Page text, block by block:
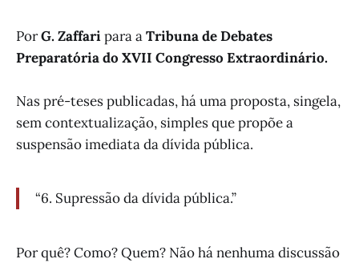
PorG. Zaffaripara aTribuna de Debates
Preparatória do XVII Congresso Extraordinário.
Nas pré-teses publicadas, há uma proposta, singela,
sem contextualização, simples que propõe a
suspensão imediata da dívida pública.
“6. Supressão da dívida pública.”
Por quê? Como? Quem? Não há nenhuma discussão